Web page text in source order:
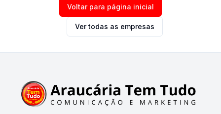
Voltar para página inicial
Ver todas as empresas